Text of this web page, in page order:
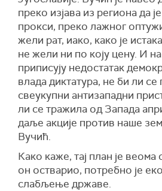
све било одобрено у складу
"И сам Конаковић и Хелез
у складу са законом. И
Заборавило се. Кога брига. А
складу са Декларацијом,
Вучићевом, и Декларацијом
Војска Србије ушетала на
Какве су то провокације?
то радите свом народу?
увести у сукобе? Због чега?
жели. Што то радите? Што
поручио је Вучић.
преко изјава из региона да
прокси, преко лажног
жели рат, иако, како је
не жели ни по коју цену. И на
приписују недостатак
влада диктатура, не би ли се
свеукупни антизападни
ли се тражила од Запада
даље акције против наше
Вучић.
Како каже, тај план је веома
он остварио, потребно је
слабљење државе.